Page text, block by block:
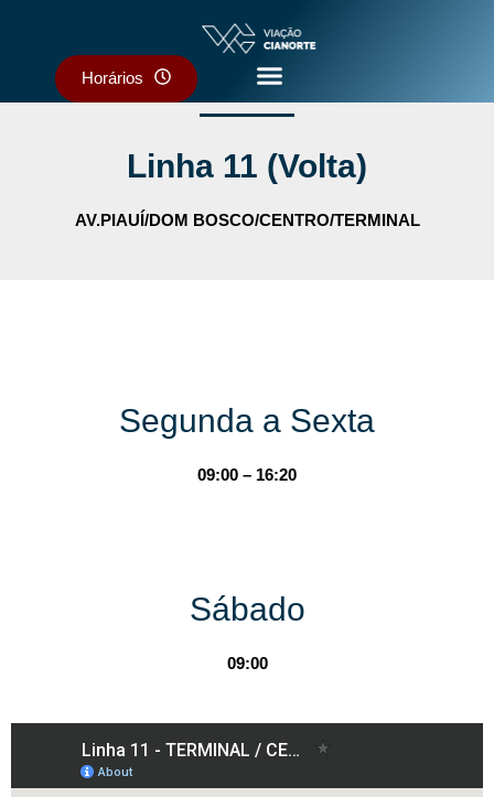
Horários
Linha 11 (Volta)
AV.PIAUÍ/DOM BOSCO/CENTRO/TERMINAL
Segunda a Sexta
09:00 – 16:20
Sábado
09:00